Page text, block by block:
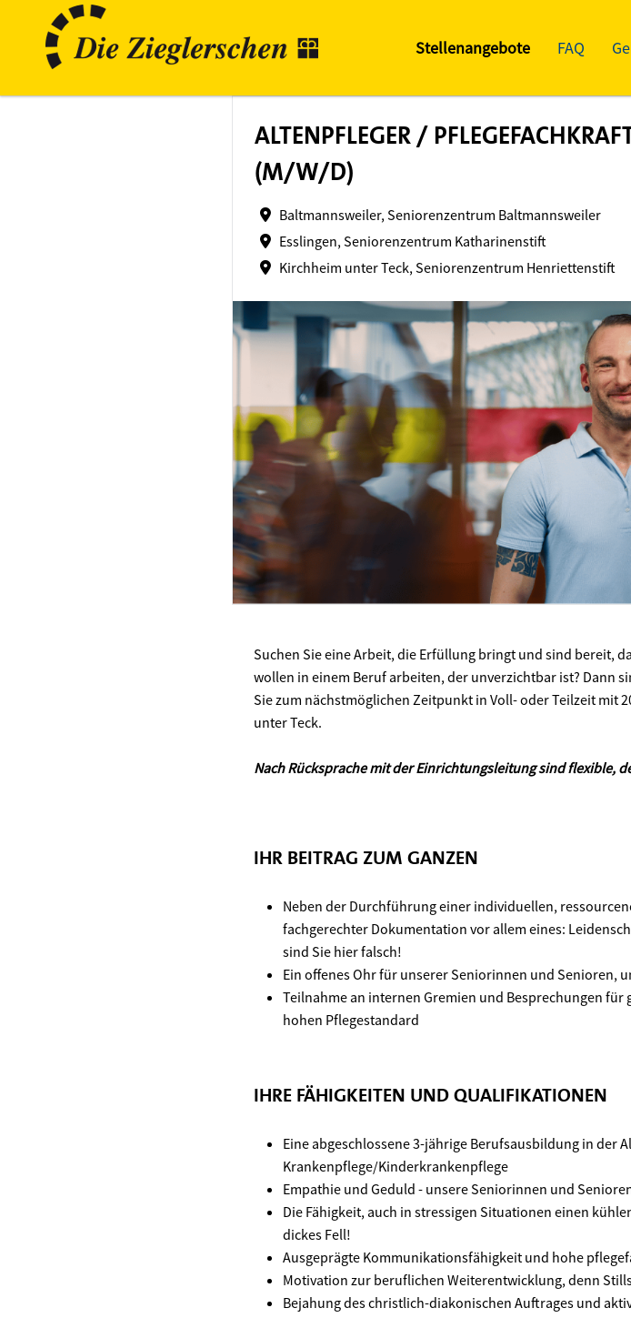
Stellenangebote FAQ
ALTENPFLEGER /
(M/W/D)
Baltmannsweiler, Seniorenzentrum Baltmannsweiler
Esslingen, Seniorenzentrum Katharinenstift
Kirchheim unter Teck, Seniorenzentrum Henriettenstift
Suchen Sie eine Arbeit, die Erfüllung bringt und sind bereit,
wollen in einem Beruf arbeiten, der unverzichtbar ist? Dann
Sie zum nächstmöglichen Zeitpunkt in Voll- oder Teilzeit mit
unter Teck.
Nach Rücksprache mit der Einrichtungsleitung sind flexible,
IHR BEITRAG ZUM GANZEN
Neben der Durchführung einer individuellen,
fachgerechter Dokumentation vor allem eines:
sind Sie hier falsch!
Ein offenes Ohr für unserer Seniorinnen und Senioren,
Teilnahme an internen Gremien und Besprechungen
hohen Pflegestandard
IHRE FÄHIGKEITEN UND QUALIFIKATIONEN
Eine abgeschlossene 3-jährige Berufsausbildung in der
Krankenpflege/Kinderkrankenpflege
Empathie und Geduld - unsere Seniorinnen und
Die Fähigkeit, auch in stressigen Situationen einen
dickes Fell!
Ausgeprägte Kommunikationsfähigkeit und hohe
Motivation zur beruflichen Weiterentwicklung, denn
Bejahung des christlich-diakonischen Auftrages und